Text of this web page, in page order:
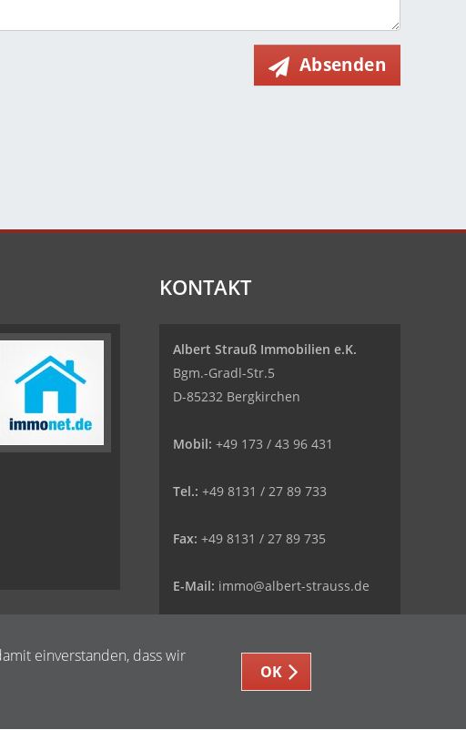
Absenden
einverstanden, dass wir
OK
KONTAKT
Albert Strauß Immobilien e.K.
Bgm.-Gradl-Str.5
D-85232 Bergkirchen
Mobil: +49 173 / 43 96 431
Tel.: +49 8131 / 27 89 733
Fax: +49 8131 / 27 89 735
E-Mail: immo@albert-strauss.de